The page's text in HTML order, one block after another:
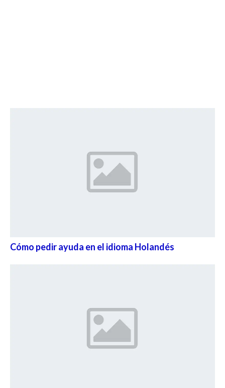
Cómo pedir ayuda en el idioma Holandés